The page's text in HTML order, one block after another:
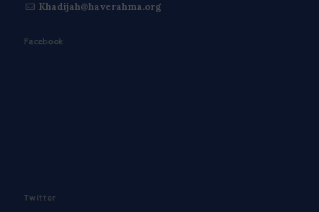
Khadijah@haverahma.org
Facebook
Twitter